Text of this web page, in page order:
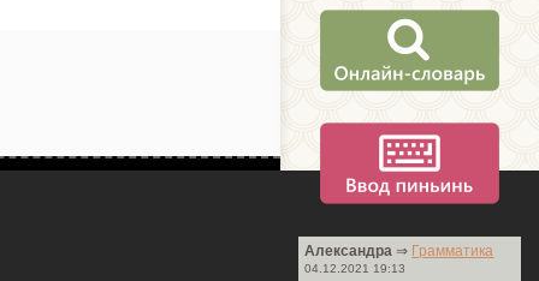
Александра ⇒ Грамматика
04.12.2021 19:13